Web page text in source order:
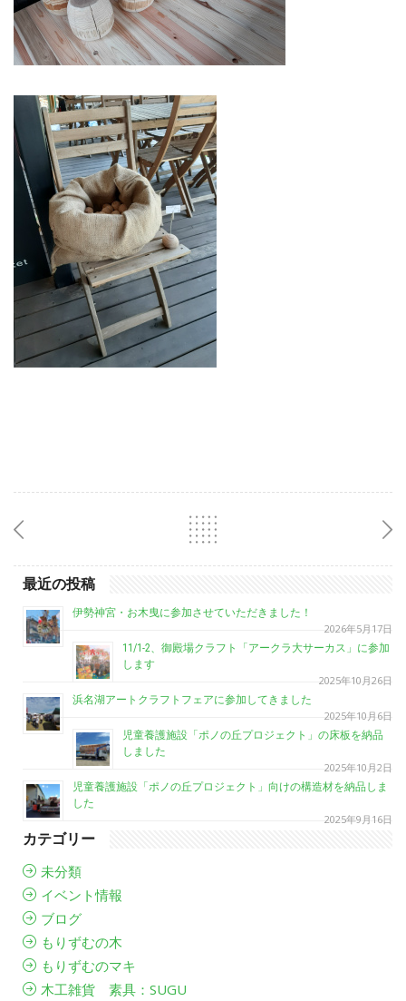
最近の投稿
伊勢神宮・お木曳に参加させていただきました！
2026年5月17日
11/1-2、御殿場クラフト「アークラ大サーカス」に参加
します
2025年10月26日
浜名湖アートクラフトフェアに参加してきました
2025年10月6日
児童養護施設「ポノの丘プロジェクト」の床板を納品
しました
2025年10月2日
児童養護施設「ポノの丘プロジェクト」向けの構造材を納品しま
した
2025年9月16日
カテゴリー
未分類
イベント情報
ブログ
もりずむの木
もりずむのマキ
木工雑貨 素具：SUGU